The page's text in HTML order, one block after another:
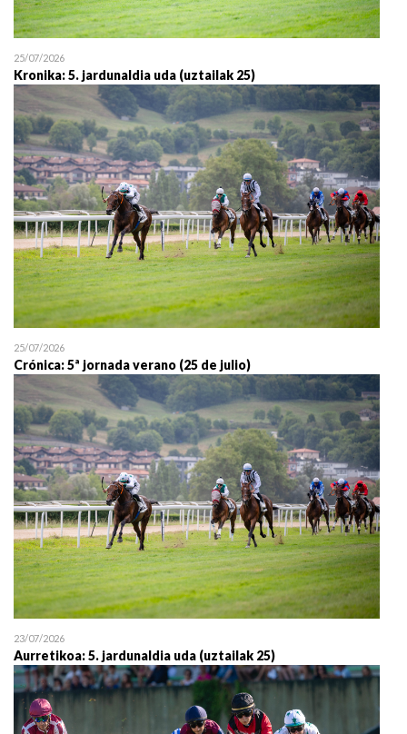
25/07/2026
Kronika: 5. jardunaldia uda (uztailak 25)
25/07/2026
Crónica: 5ª jornada verano (25 de julio)
23/07/2026
Aurretikoa: 5. jardunaldia uda (uztailak 25)